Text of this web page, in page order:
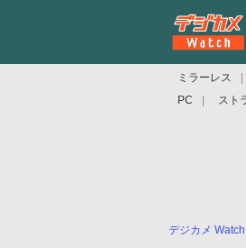
ミラーレス
PC
スト
デジカメ Watch